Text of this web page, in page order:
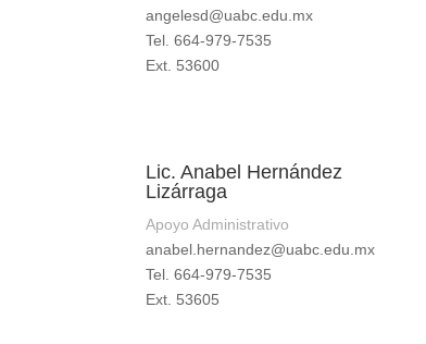
angelesd@uabc.edu.mx
Tel. 664-979-7535
Ext. 53600
Lic. Anabel Hernández
Lizárraga
Apoyo Administrativo
anabel.hernandez@uabc.edu.mx
Tel. 664-979-7535
Ext. 53605